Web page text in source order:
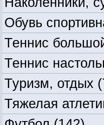
Обувь
Теннис
Теннис
Туризм, отдых
Тяжелая